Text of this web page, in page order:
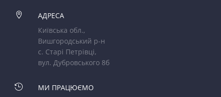

АДРЕСА
Київська обл.,
Вишгородський р-н
с. Старі Петрівці,
вул. Дубровського 8б

МИ ПРАЦЮЄМО